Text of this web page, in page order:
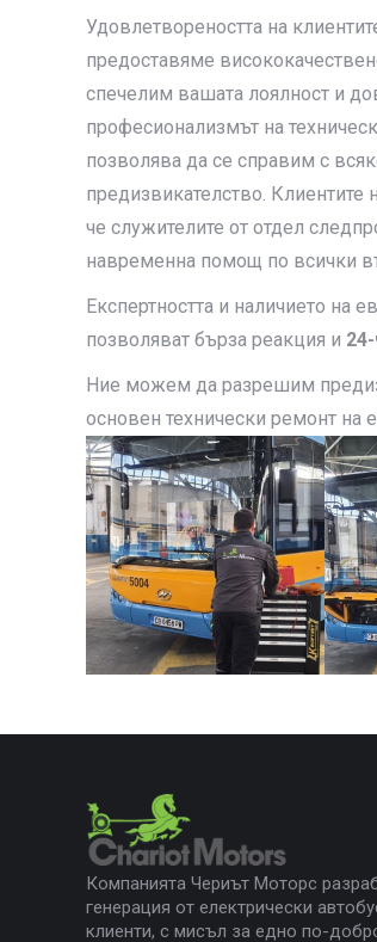
Удовлетвореността на
предоставяме
спечелим вашата лоялност и
професионализмът на
позволява да се справим с
предизвикателство. Клиентите
че служителите от отдел
навременна помощ по всички
Експертността и наличието на
позволяват бърза реакция и
Ние можем да разрешим
основен технически ремонт на
Компанията Чериът Моторс
генерация от електрически
клиенти, с мисъл за едно по-